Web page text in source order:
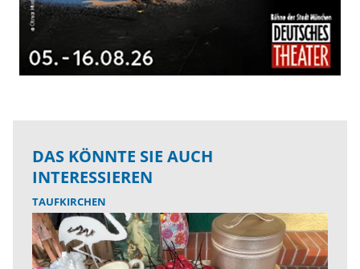
DAS KÖNNTE SIE AUCH
INTERESSIEREN
TAUFKIRCHEN